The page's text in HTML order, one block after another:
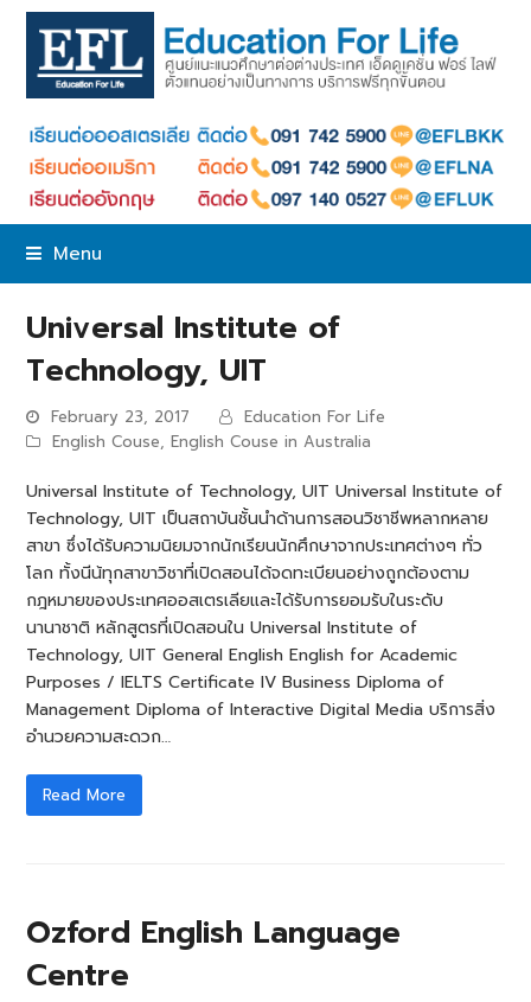
Menu
Universal Institute of
Technology, UIT
February 23, 2017
Education For Life
English Couse,English Couse in Australia
Universal Institute of Technology, UIT Universal Institute of
Technology, UIT เป็นสถาบันชั้นนำด้านการสอนวิชาชีพหลากหลาย
สาขา ซึ่งได้รับความนิยมจากนักเรียนนักศึกษาจากประเทศต่างๆ ทั่ว
โลก ทั้งนีน้ทุกสาขาวิชาที่เปิดสอนได้จดทะเบียนอย่างถูกต้องตาม
กฎหมายของประเทศออสเตรเลียและได้รับการยอมรับในระดับ
นานาชาติ หลักสูตรที่เปิดสอนใน Universal Institute of
Technology, UIT General English English for Academic
Purposes / IELTS Certificate IV Business Diploma of
Management Diploma of Interactive Digital Media บริการสิ่ง
อำนวยความสะดวก…
Read More
Ozford English Language
Centre